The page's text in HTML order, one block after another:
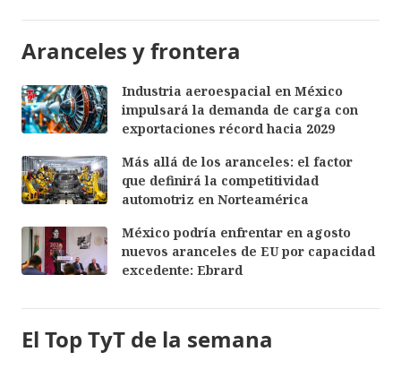
Aranceles y frontera
Industria aeroespacial en México
impulsará la demanda de carga con
exportaciones récord hacia 2029
Más allá de los aranceles: el factor
que definirá la competitividad
automotriz en Norteamérica
México podría enfrentar en agosto
nuevos aranceles de EU por capacidad
excedente: Ebrard
El Top TyT de la semana